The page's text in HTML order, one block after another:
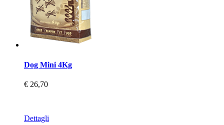
Dog Mini 4Kg
€ 26,70
Dettagli